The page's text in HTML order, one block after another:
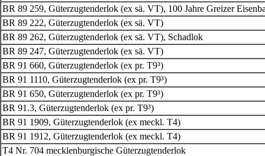
BR 89 259, Güterzugtenderlok (ex sä. VT), 100 Jahre Greizer
BR 89 222, Güterzugtenderlok (ex sä. VT)
BR 89 262, Güterzugtenderlok (ex sä. VT), Schadlok
BR 89 247, Güterzugtenderlok (ex sä. VT)
BR 91 660, Güterzugtenderlok (ex pr. T9³)
BR 91 1110, Güterzugtenderlok (ex pr. T9³)
BR 91 650, Güterzugtenderlok (ex pr. T9³)
BR 91.3, Güterzugtenderlok (ex pr. T9³)
BR 91 1909, Güterzugtenderlok (ex meckl. T4)
BR 91 1912, Güterzugtenderlok (ex meckl. T4)
T4 Nr. 704 mecklenburgische Güterzugtenderlok